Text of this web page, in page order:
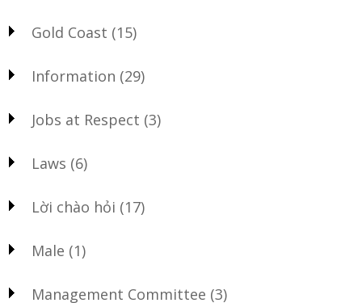
Gold Coast (15)
Information (29)
Jobs at Respect (3)
Laws (6)
Lời chào hỏi (17)
Male (1)
Management Committee (3)